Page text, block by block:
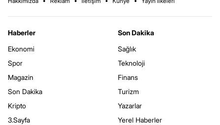
Haberler
Ekonomi
Spor
Magazin
Son Dakika
Kripto
3.Sayfa
Son Dakika
Sağlık
Teknoloji
Finans
Turizm
Yazarlar
Yerel Haberler